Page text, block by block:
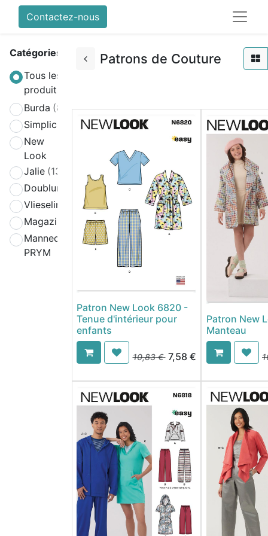
Contactez-nous
Catégories
Tous les
produits
Burda (808)
Simplicity
(580)
New
Look
Jalie (139)
Doublure
Vlieseline
(64)
Magazines
(19)
Mannequin
PRYM
(4)
Patrons de Couture
Patron New Look 6820 -
Tenue d'intérieur pour
enfants
10,83€ 7,58 €
Patron New
Manteau